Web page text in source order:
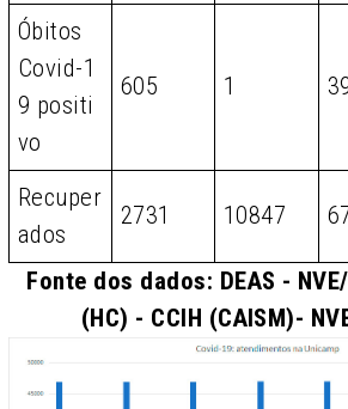
Óbitos
Covid-1
9 positi
vo
605 1
Recuper
ados
2731 10847
Fonte dos dados: DEAS -
(HC) - CCIH (CAISM)-